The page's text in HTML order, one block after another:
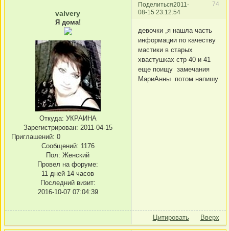
Поделиться 74
2011-
08-15 23:12:54
valvery
Я дома!
Откуда: УКРАИНА
Зарегистрирован: 2011-04-15
Приглашений: 0
Сообщений: 1176
Пол: Женский
Провел на форуме:
11 дней 14 часов
Последний визит:
2016-10-07 07:04:39
девочки ,я нашла часть
информации по качеству
мастики в старых
хвастушках стр 40 и 41
еще поищу замечания
МариАнны потом напишу
Цитировать Вверх